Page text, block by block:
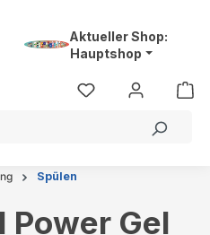
Aktueller Shop:
Hauptshop
Spülen
Power Gel